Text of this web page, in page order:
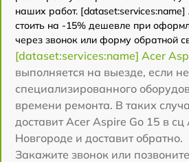
наших работ. [dataset:services:name]
стоить на -15% дешевле при
через звонок или форму обратной
[dataset:services:name] Acer
выполняется на выезде, если
специализированного
времени ремонта. В таких
доставит Acer Aspire Go 15 в
Новгороде и доставит обратно.
Закажите звонок или